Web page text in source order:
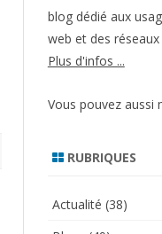
blog dédié aux
web et des réseaux
Plus d'infos ...
Vous pouvez aussi
RUBRIQUES
Actualité (38)